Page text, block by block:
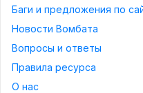
Автор: Deloto (https://
Баги и предложения по
Новости Вомбата
Вопросы и ответы
Правила ресурса
О нас